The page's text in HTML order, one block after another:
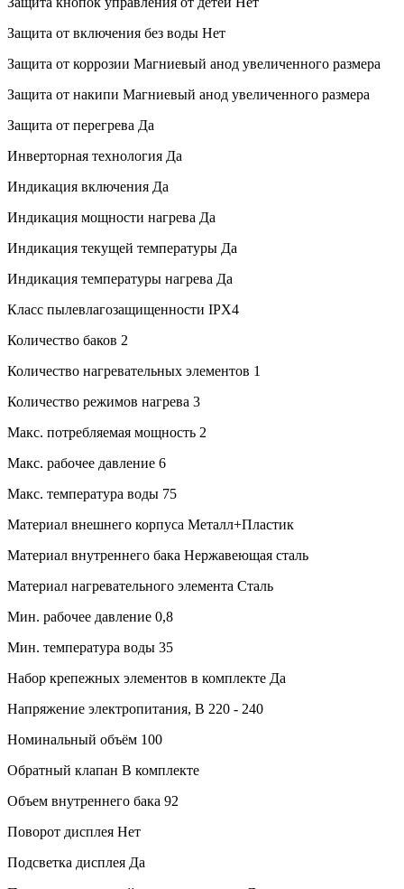
Защита от включения без воды Нет
Защита от коррозии Магниевый анод увеличенного размера
Защита от накипи Магниевый анод увеличенного размера
Защита от перегрева Да
Инверторная технология Да
Индикация включения Да
Индикация мощности нагрева Да
Индикация текущей температуры Да
Индикация температуры нагрева Да
Класс пылевлагозащищенности IPX4
Количество баков 2
Количество нагревательных элементов 1
Количество режимов нагрева 3
Макс. потребляемая мощность 2
Макс. рабочее давление 6
Макс. температура воды 75
Материал внешнего корпуса Металл+Пластик
Материал внутреннего бака Нержавеющая сталь
Материал нагревательного элемента Сталь
Мин. рабочее давление 0,8
Мин. температура воды 35
Набор крепежных элементов в комплекте Да
Напряжение электропитания, В 220 - 240
Номинальный объём 100
Обратный клапан В комплекте
Объем внутреннего бака 92
Поворот дисплея Нет
Подсветка дисплея Да